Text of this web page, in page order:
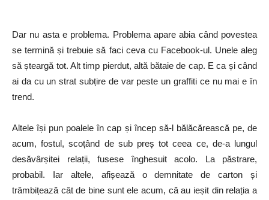
Dar nu asta e problema. Problema apare abia când povestea
se termină și trebuie să faci ceva cu Facebook-ul. Unele aleg
să șteargă tot. Alt timp pierdut, altă bătaie de cap. E ca și când
ai da cu un strat subțire de var peste un graffiti ce nu mai e în
trend.
Altele își pun poalele în cap și încep să-l bălăcărească pe, de
acum, fostul, scoțând de sub preș tot ceea ce, de-a lungul
desăvârșitei relații, fusese înghesuit acolo. La păstrare,
probabil. Iar altele, afișează o demnitate de carton și
trâmbițează cât de bine sunt ele acum, că au ieșit din relația a